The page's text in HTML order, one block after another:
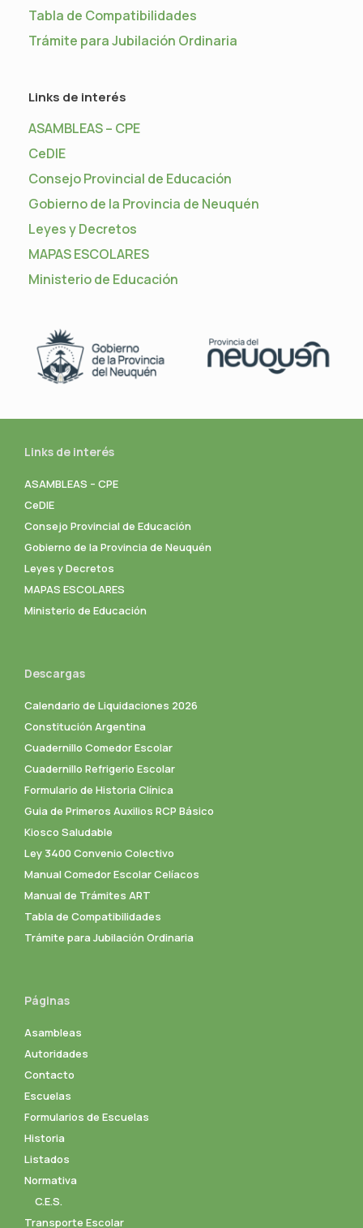
Tabla de Compatibilidades
Trámite para Jubilación Ordinaria
Links de interés
ASAMBLEAS – CPE
CeDIE
Consejo Provincial de Educación
Gobierno de la Provincia de Neuquén
Leyes y Decretos
MAPAS ESCOLARES
Ministerio de Educación
Links de interés
ASAMBLEAS – CPE
CeDIE
Consejo Provincial de Educación
Gobierno de la Provincia de Neuquén
Leyes y Decretos
MAPAS ESCOLARES
Ministerio de Educación
Descargas
Calendario de Liquidaciones 2026
Constitución Argentina
Cuadernillo Comedor Escolar
Cuadernillo Refrigerio Escolar
Formulario de Historia Clínica
Guia de Primeros Auxilios RCP Básico
Kiosco Saludable
Ley 3400 Convenio Colectivo
Manual Comedor Escolar Celíacos
Manual de Trámites ART
Tabla de Compatibilidades
Trámite para Jubilación Ordinaria
Páginas
Asambleas
Autoridades
Contacto
Escuelas
Formularios de Escuelas
Historia
Listados
Normativa
C.E.S.
Transporte Escolar